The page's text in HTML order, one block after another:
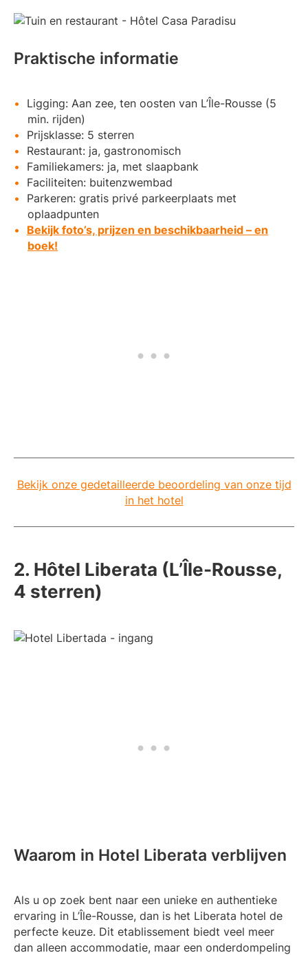
Praktische informatie
Ligging: Aan zee, ten oosten van L’Île-Rousse (5
min. rijden)
Prijsklasse: 5 sterren
Restaurant: ja, gastronomisch
Familiekamers: ja, met slaapbank
Faciliteiten: buitenzwembad
Parkeren: gratis privé parkeerplaats met
oplaadpunten
Bekijk foto’s, prijzen en beschikbaarheid – en
boek!
Bekijk onze gedetailleerde beoordeling van onze tijd
in het hotel
2. Hôtel Liberata (L’Île-Rousse,
4 sterren)
Waarom in Hotel Liberata verblijven
Als u op zoek bent naar een unieke en authentieke
ervaring in L’Île-Rousse, dan is het Liberata hotel de
perfecte keuze. Dit etablissement biedt veel meer
dan alleen accommodatie, maar een onderdompeling